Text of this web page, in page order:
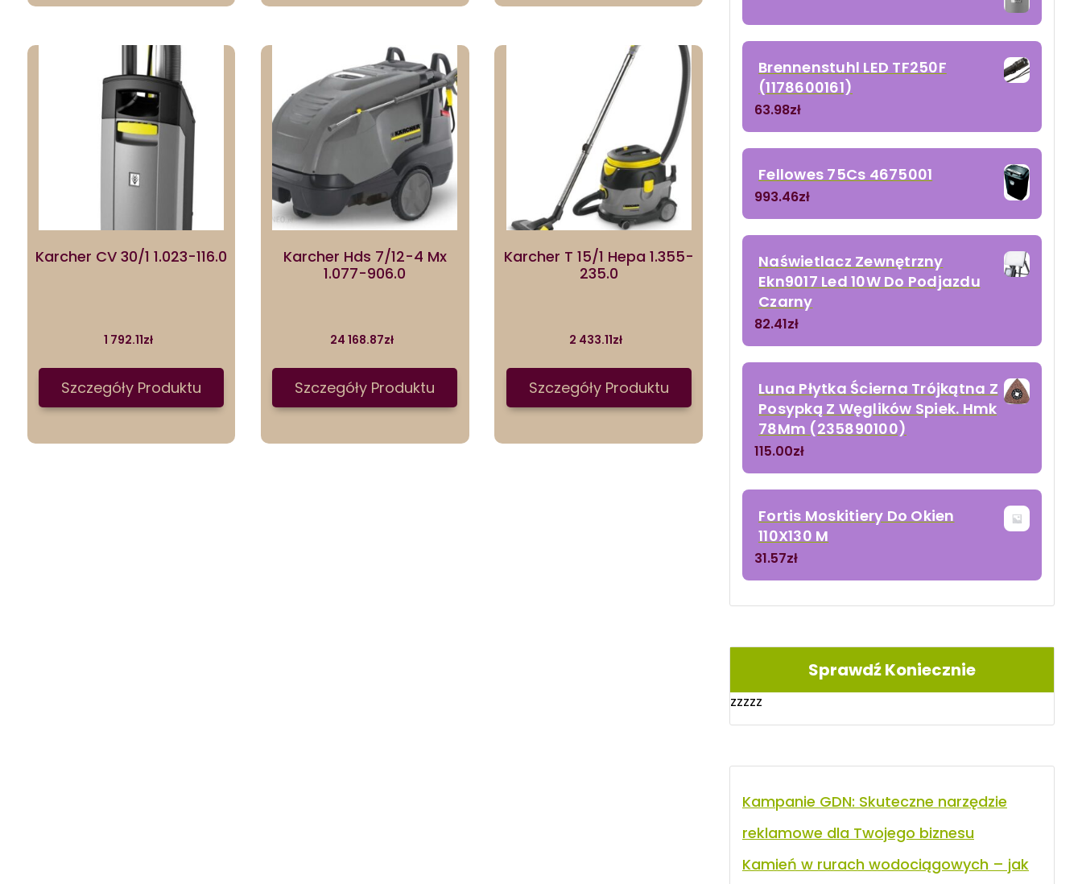
Karcher CV 30/1 1.023-116.0
1 792.11zł
Szczegóły Produktu
Karcher Hds 7/12-4 Mx
1.077-906.0
24 168.87zł
Szczegóły Produktu
Karcher T 15/1 Hepa 1.355-
235.0
2 433.11zł
Szczegóły Produktu
Brennenstuhl LED TF250F
(1178600161)
63.98zł
Fellowes 75Cs 4675001
993.46zł
Naświetlacz Zewnętrzny
Ekn9017 Led 10W Do Podjazdu
Czarny
82.41zł
Luna Płytka Ścierna Trójkątna Z
Posypką Z Węglików Spiek. Hmk
78Mm (235890100)
115.00zł
Fortis Moskitiery Do Okien
110X130 M
31.57zł
Sprawdź Koniecznie
zzzzz
Kampanie GDN: Skuteczne narzędzie
reklamowe dla Twojego biznesu
Kamień w rurach wodociągowych – jak